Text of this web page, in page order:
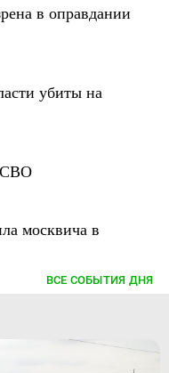
в оправдании
убиты на
СВО
москвича в
ВСЕ СОБЫТИЯ ДНЯ